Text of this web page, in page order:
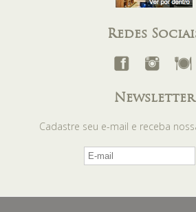
Redes
Newsletter
Cadastre seu e-mail e receba